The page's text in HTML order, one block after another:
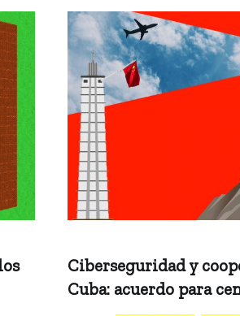
Ciberseguridad y
Cuba: acuerdo para